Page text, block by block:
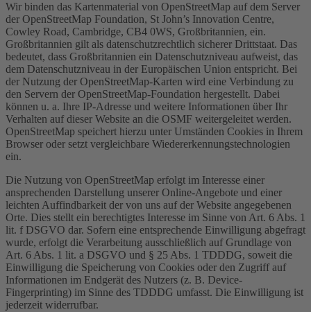
Wir binden das Kartenmaterial von OpenStreetMap auf dem Server
der OpenStreetMap Foundation, St John’s Innovation Centre,
Cowley Road, Cambridge, CB4 0WS, Großbritannien, ein.
Großbritannien gilt als datenschutzrechtlich sicherer Drittstaat. Das
bedeutet, dass Großbritannien ein Datenschutzniveau aufweist, das
dem Datenschutzniveau in der Europäischen Union entspricht. Bei
der Nutzung der OpenStreetMap-Karten wird eine Verbindung zu
den Servern der OpenStreetMap-Foundation hergestellt. Dabei
können u. a. Ihre IP-Adresse und weitere Informationen über Ihr
Verhalten auf dieser Website an die OSMF weitergeleitet werden.
OpenStreetMap speichert hierzu unter Umständen Cookies in Ihrem
Browser oder setzt vergleichbare Wiedererkennungstechnologien
ein.
Die Nutzung von OpenStreetMap erfolgt im Interesse einer
ansprechenden Darstellung unserer Online-Angebote und einer
leichten Auffindbarkeit der von uns auf der Website angegebenen
Orte. Dies stellt ein berechtigtes Interesse im Sinne von Art. 6 Abs. 1
lit. f DSGVO dar. Sofern eine entsprechende Einwilligung abgefragt
wurde, erfolgt die Verarbeitung ausschließlich auf Grundlage von
Art. 6 Abs. 1 lit. a DSGVO und § 25 Abs. 1 TDDDG, soweit die
Einwilligung die Speicherung von Cookies oder den Zugriff auf
Informationen im Endgerät des Nutzers (z. B. Device-
Fingerprinting) im Sinne des TDDDG umfasst. Die Einwilligung ist
jederzeit widerrufbar.